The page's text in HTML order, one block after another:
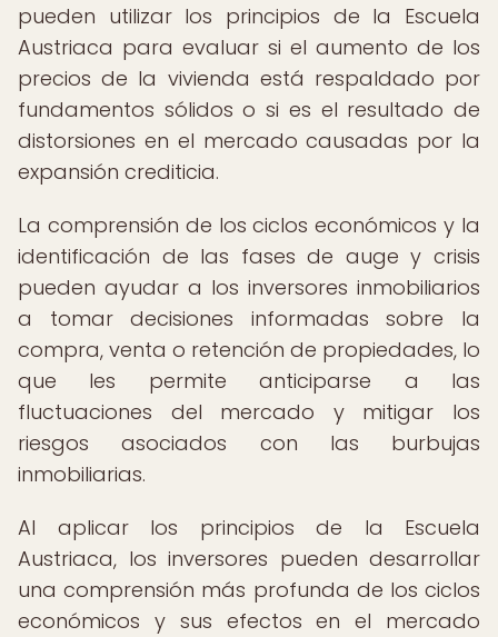
pueden utilizar los principios de la Escuela
Austriaca para evaluar si el aumento de los
precios de la vivienda está respaldado por
fundamentos sólidos o si es el resultado de
distorsiones en el mercado causadas por la
expansión crediticia.
La comprensión de los ciclos económicos y la
identificación de las fases de auge y crisis
pueden ayudar a los inversores inmobiliarios
a tomar decisiones informadas sobre la
compra, venta o retención de propiedades, lo
que les permite anticiparse a las
fluctuaciones del mercado y mitigar los
riesgos asociados con las burbujas
inmobiliarias.
Al aplicar los principios de la Escuela
Austriaca, los inversores pueden desarrollar
una comprensión más profunda de los ciclos
económicos y sus efectos en el mercado